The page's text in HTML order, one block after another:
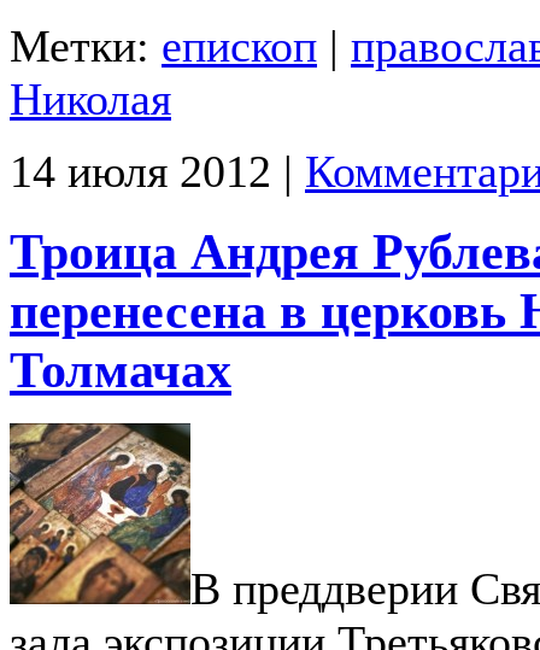
Метки: епископ |
Николая
14 июля 2012 |
Троица Андрея
перенесена в церковь
Толмачах
В преддверии